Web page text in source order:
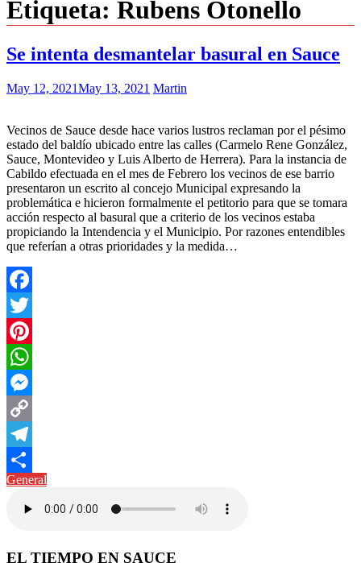
Etiqueta: Rubens Otonello
Se intenta desmantelar basural en Sauce
May 12, 2021May 13, 2021 Martin
Vecinos de Sauce desde hace varios lustros reclaman por el pésimo
estado del baldío ubicado entre las calles (Carmelo Rene González,
Sauce, Montevideo y Luis Alberto de Herrera). Para la instancia de
Cabildo efectuada en el mes de Febrero los vecinos de ese barrio
presentaron un escrito al concejo Municipal expresando la
problemática e hicieron formalmente el petitorio para que se tomara
acción respecto al basural que a criterio de los vecinos estaba
propiciando la Intendencia y el Municipio. Por razones entendibles
que referían a otras prioridades y la medida…
Facebook
Twitter
Pinterest
WhatsApp
Messenger
Copy
Link
Telegram
Compartir
General
EL TIEMPO EN SAUCE